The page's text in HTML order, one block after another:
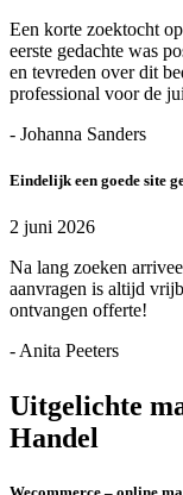
Een korte zoektocht
eerste gedachte was
en tevreden over dit
professional voor de
- Johanna Sanders
Eindelijk een goede site
2 juni 2026
Na lang zoeken
aanvragen is altijd
ontvangen offerte!
- Anita Peeters
Uitgelichte
Handel